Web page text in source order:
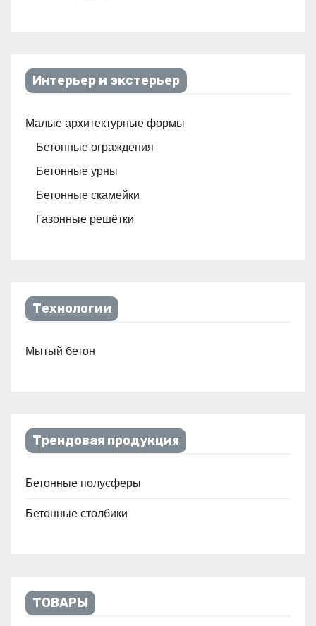
Интерьер и экстерьер
Малые архитектурные формы
Бетонные ограждения
Бетонные урны
Бетонные скамейки
Газонные решётки
Технологии
Мытый бетон
Трендовая продукция
Бетонные полусферы
Бетонные столбики
ТОВАРЫ